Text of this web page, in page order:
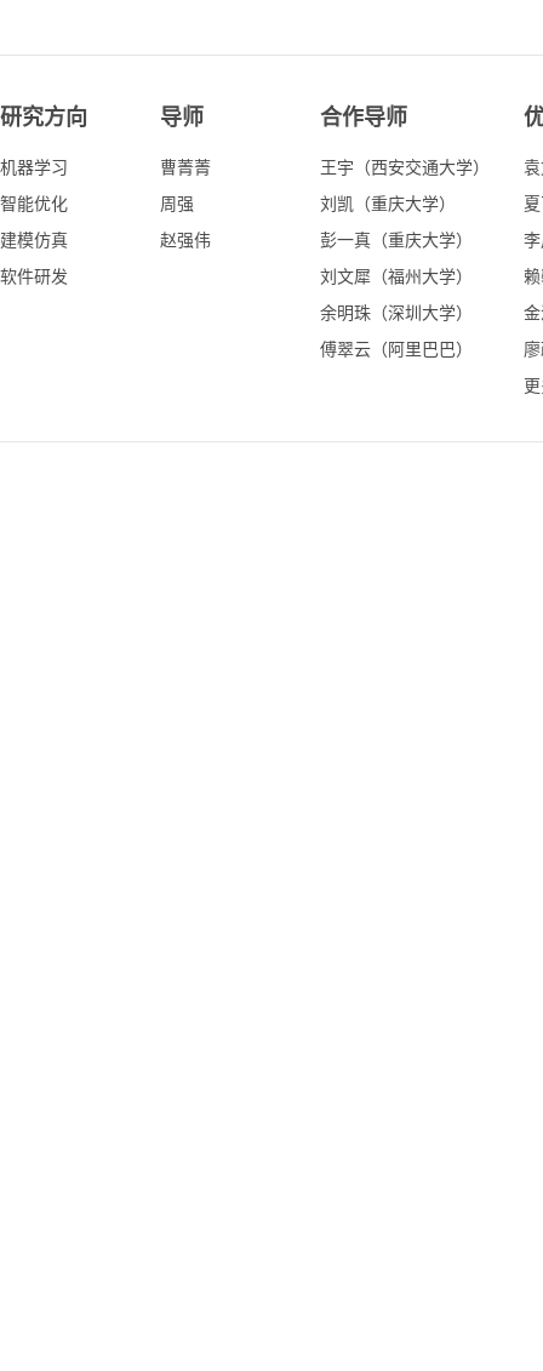
研究方向
机器学习
智能优化
建模仿真
软件研发
导师
曹菁菁
周强
赵强伟
合作导师
王宇（西安交通大学）
刘凯（重庆大学）
彭一真（重庆大学）
刘文犀（福州大学）
余明珠（深圳大学）
傅翠云（阿里巴巴）